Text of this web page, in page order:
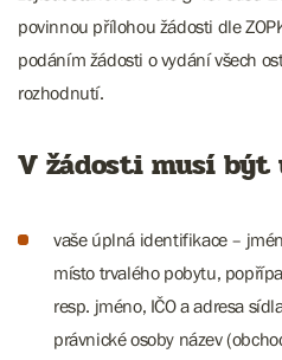
povinnou přílohou žádosti dle
podáním žádosti o vydání všech
rozhodnutí.
V žádosti musí být
vaše úplná identifikace –
místo trvalého pobytu,
resp. jméno, IČO a adresa
právnické osoby název